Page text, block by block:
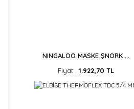
NINGALOO MASKE ŞNORK ...
Fiyat : 1.922,70 TL